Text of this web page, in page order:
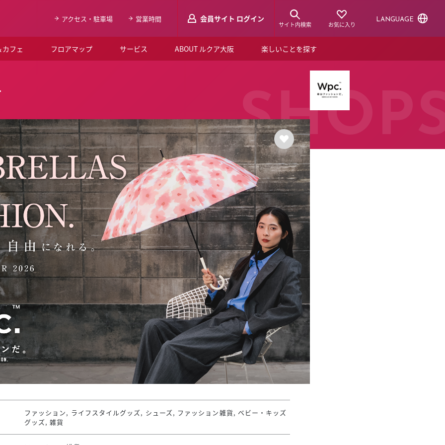
アクセス・駐車場 営業時間 会員サイト ログイン
サイト内検索 お気に入り
LANGUAGE
フェ フロアマップ サービス ABOUT ルクア大阪
よくあるご質問
お知らせ
SNSアカウント一覧
LUCUAブライダルクラブ
ルクア大阪イベントホール
スタッフ募集（長期で働きたい方）
スタッフ募集（スポットで働きたい
方）
楽しいことを探す
ショップニュース
ルクアスタイル
特集
デジタルブック
ファッション, ライフスタイルグッズ, シューズ, ファッション雑貨, ベビー・キッズ
グッズ, 雑貨